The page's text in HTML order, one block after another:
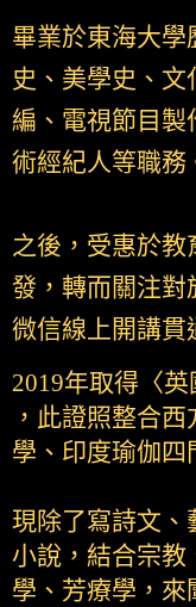
畢業於東海大
史、美學史、文
編、電視節目製
術經紀人等職務
之後，受惠於
發，轉而關注對
微信線上開講貫
2019年取得〈
，此證照整合
學、印度瑜伽四
現除了寫詩文、
小說，結合宗教
學、芳療學，